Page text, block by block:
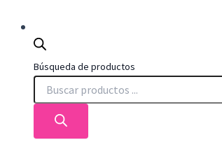
Búsqueda de productos